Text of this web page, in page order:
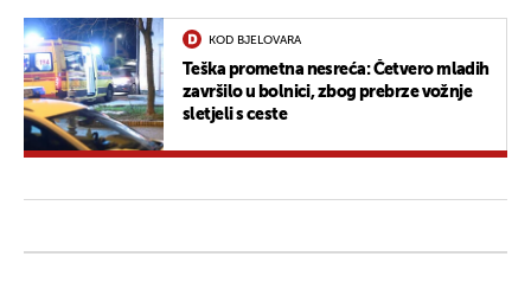
KOD BJELOVARA
Teška prometna nesreća: Četvero mladih
završilo u bolnici, zbog prebrze vožnje
sletjeli s ceste